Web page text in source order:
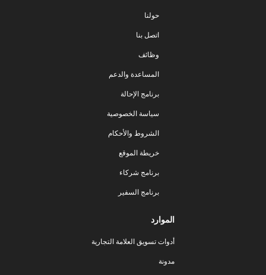
حولنا
اتصل بنا
وظائف
المساعدة والدعم
برنامج الإحالة
سياسة الخصوصية
الشروط والأحكام
خريطة الموقع
برنامج شركاء
برنامج السفير
الموارد
أدوات تسويق العلامة التجارية
مدونة